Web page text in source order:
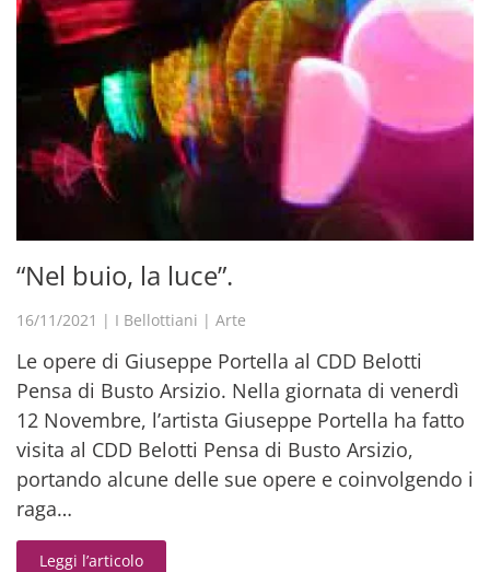
“Nel buio, la luce”.
16/11/2021 | I Bellottiani | Arte
Le opere di Giuseppe Portella al CDD Belotti
Pensa di Busto Arsizio. Nella giornata di venerdì
12 Novembre, l’artista Giuseppe Portella ha fatto
visita al CDD Belotti Pensa di Busto Arsizio,
portando alcune delle sue opere e coinvolgendo i
raga…
Leggi l’articolo